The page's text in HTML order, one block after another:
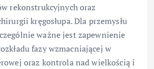
rekonstrukcyjnych oraz
kręgosłupa. Dla przemysłu
ważne jest zapewnienie
fazy wzmacniającej w
oraz kontrola nad wielkością i